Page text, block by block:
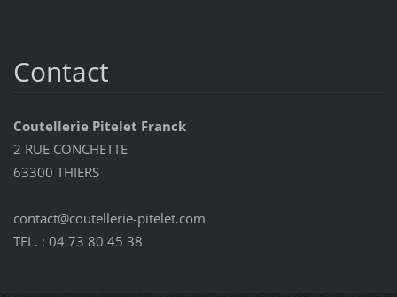
Contact
Coutellerie Pitelet Franck
2 RUE CONCHETTE
63300 THIERS
contact@coutellerie-pitelet.com
TEL. : 04 73 80 45 38